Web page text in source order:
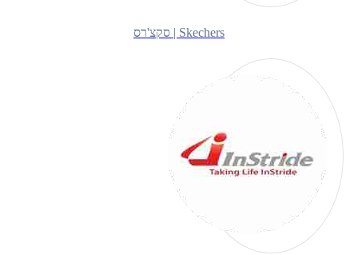
Skechers | סקצ'רס